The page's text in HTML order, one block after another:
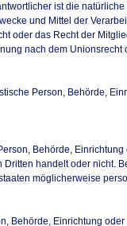
ist die
und Mittel der
oder das Recht der
nach dem
Person, Behörde,
Behörde,
handelt oder nicht.
möglicherweise
Behörde, Einrichtung